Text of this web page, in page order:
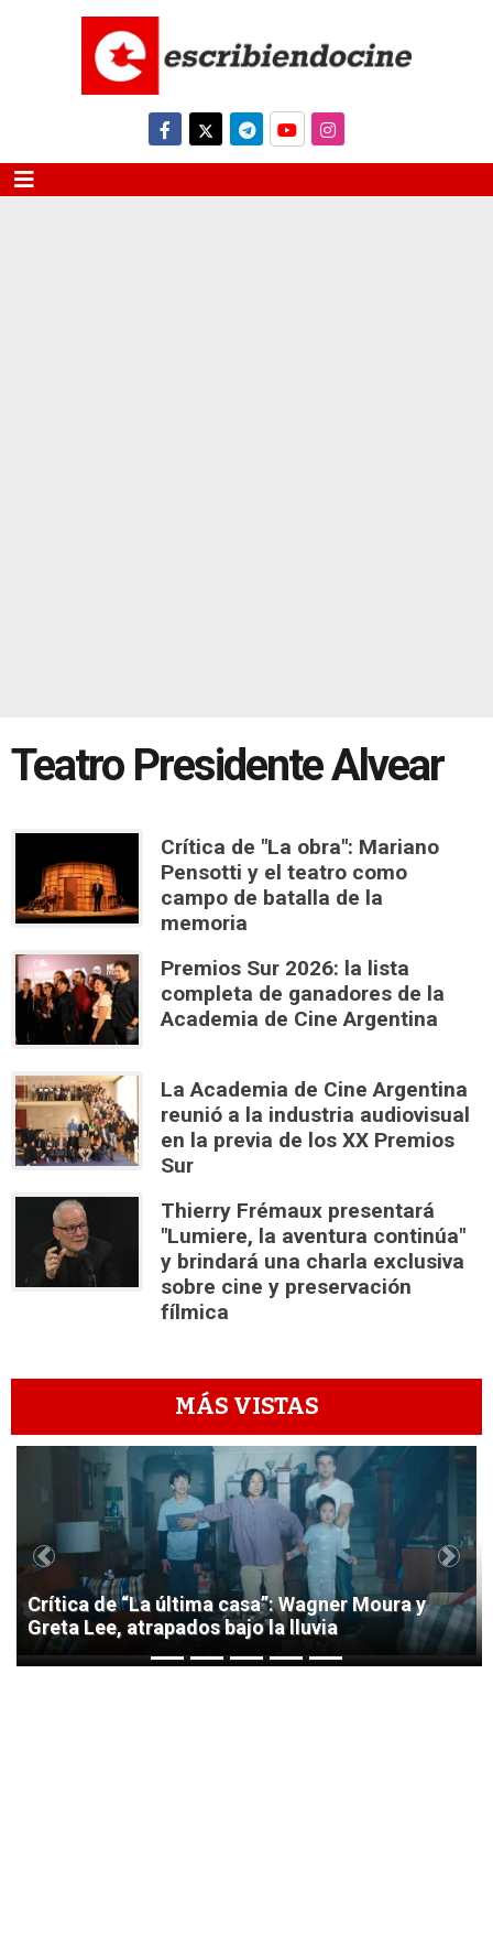
Teatro Presidente Alvear
Crítica de "La obra": Mariano
Pensotti y el teatro como
campo de batalla de la
memoria
Premios Sur 2026: la lista
completa de ganadores de la
Academia de Cine Argentina
La Academia de Cine Argentina
reunió a la industria audiovisual
en la previa de los XX Premios
Sur
Thierry Frémaux presentará
"Lumiere, la aventura continúa"
y brindará una charla exclusiva
sobre cine y preservación
fílmica
MÁS VISTAS
1
Crítica de “La última casa”: Wagner Moura y
Greta Lee, atrapados bajo la lluvia
Previous Next